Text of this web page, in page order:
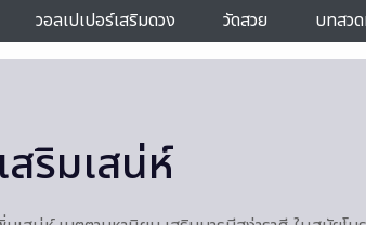
วอลเปเปอร์เสริมดวง วัดสวย บทสว
ริมเสน่ห์